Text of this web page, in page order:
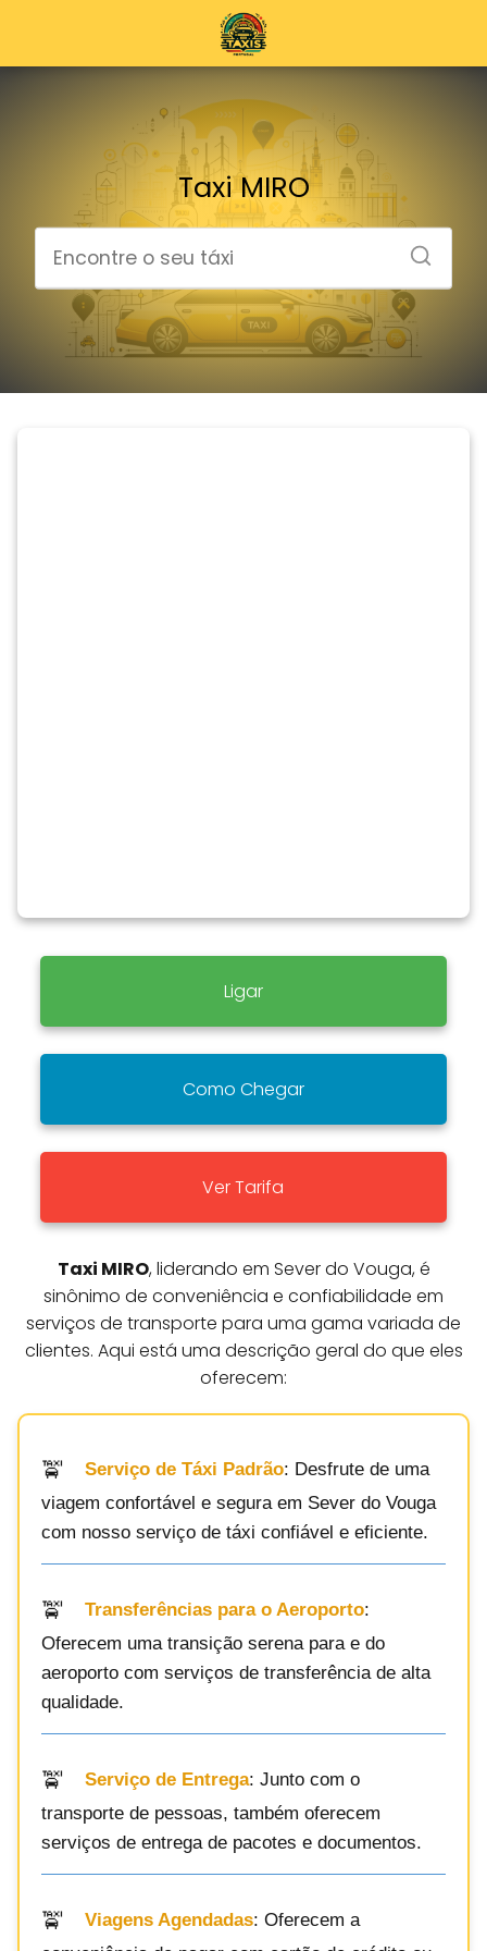
Taxi MIRO
Ligar
Como Chegar
Ver Tarifa
Taxi MIRO, liderando em Sever do Vouga, é
sinônimo de conveniência e confiabilidade em
serviços de transporte para uma gama variada de
clientes. Aqui está uma descrição geral do que eles
oferecem:
Serviço de Táxi Padrão: Desfrute de uma
viagem confortável e segura em Sever do Vouga
com nosso serviço de táxi confiável e eficiente.
Transferências para o Aeroporto:
Oferecem uma transição serena para e do
aeroporto com serviços de transferência de alta
qualidade.
Serviço de Entrega: Junto com o
transporte de pessoas, também oferecem
serviços de entrega de pacotes e documentos.
Viagens Agendadas: Oferecem a